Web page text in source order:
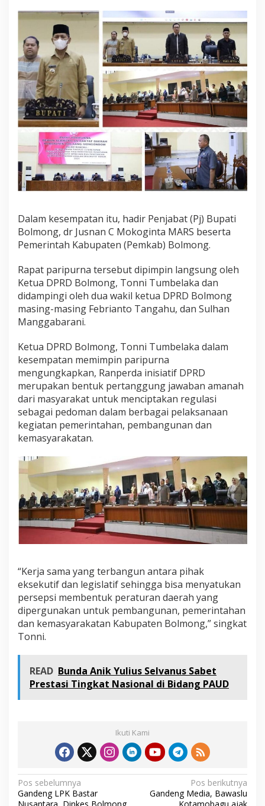
a
n
R
a
n
p
e
d
a
n
i
s
i
a
t
D
P
D
Dalam kesempatan itu, hadir Penjabat (Pj) Bupati
Bolmong, dr Jusnan C Mokoginta MARS beserta
Pemerintah Kabupaten (Pemkab) Bolmong.
Rapat paripurna tersebut dipimpin langsung oleh
Ketua DPRD Bolmong, Tonni Tumbelaka dan
didampingi oleh dua wakil ketua DPRD Bolmong
masing-masing Febrianto Tangahu, dan Sulhan
Manggabarani.
Ketua DPRD Bolmong, Tonni Tumbelaka dalam
kesempatan memimpin paripurna
mengungkapkan, Ranperda inisiatif DPRD
merupakan bentuk pertanggung jawaban amanah
dari masyarakat untuk menciptakan regulasi
sebagai pedoman dalam berbagai pelaksanaan
kegiatan pemerintahan, pembangunan dan
kemasyarakatan.
“Kerja sama yang terbangun antara pihak
eksekutif dan legislatif sehingga bisa menyatukan
persepsi membentuk peraturan daerah yang
dipergunakan untuk pembangunan, pemerintahan
dan kemasyarakatan Kabupaten Bolmong,” singkat
Tonni.
READ Bunda Anik Yulius Selvanus Sabet
Prestasi Tingkat Nasional di Bidang PAUD
Ikuti Kami
N
a
Pos sebelumnya
Gandeng LPK Bastar
Pos berikutnya
Gandeng Media, Bawaslu